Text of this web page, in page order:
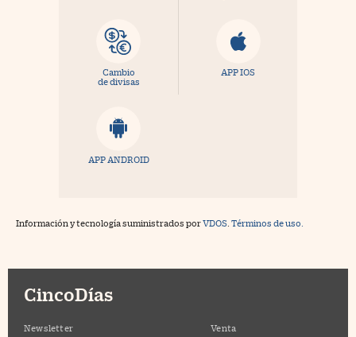
Cambio
de divisas
APP IOS
APP ANDROID
Información y tecnología suministrados porVDOS Términos de uso.
CincoDías
Newsletter
Venta